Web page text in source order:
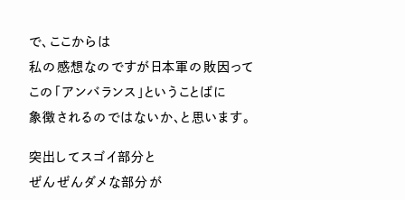
で、ここからは
私の感想なのですが日本軍の敗因って
この「アンバランス」ということばに
象徴されるのではないか、と思います。
突出してスゴイ部分と
ぜんぜんダメな部分が